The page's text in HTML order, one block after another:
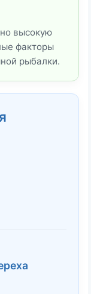
высокую
факторы
рыбалки.